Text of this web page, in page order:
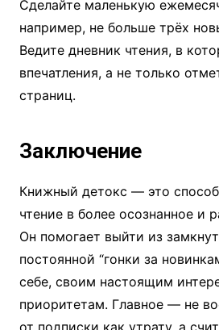
Сделайте маленькую
например, не больше трёх
Ведите дневник чтения, в
впечатления, а не только
страниц.
Заключение
Книжный детокс — это способ
чтение в более осознанное и
Он помогает выйти из
постоянной “гонки за
себе, своим настоящим
приоритетам. Главное — не